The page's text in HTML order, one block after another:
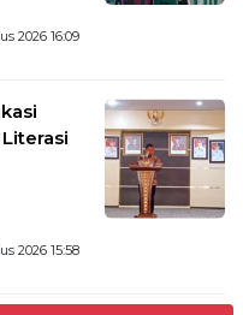
2026 16:09
2026 15:58